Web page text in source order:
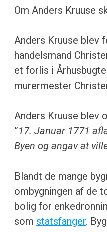
Om Anders Kruuse
Anders Kruuse blev
handelsmand
et forlis i
murermester
Anders Kruuse blev
”17. Januar 1771
Byen og angav at
Blandt de mange
ombygningen af de
bolig for
som statsfanger.